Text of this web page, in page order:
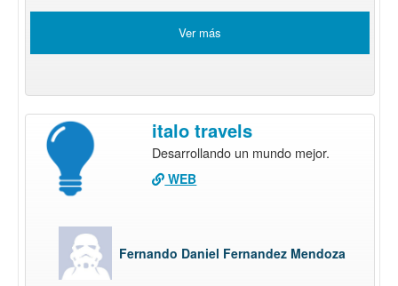
Ver más
italo travels
Desarrollando un mundo mejor.
WEB
Fernando Daniel Fernandez Mendoza